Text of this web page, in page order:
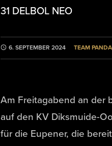
31 DELBOL NEO
6. SEPTEMBER 2024 TEAM PANDA
Am Freitagabend an der
auf den KV Diksmuide-
für die Eupener, die